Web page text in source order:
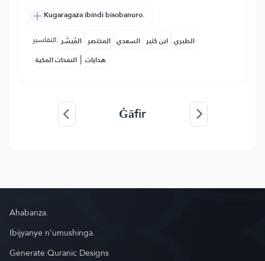
Kugaragaza ibindi bisobanuro.
التفاسير: المُيسَّر المختصر السعدي ابن كثير الطبري
النفحات المكية | هدايات
Ġāfir
Ahabanza.
Ibijyanye n'umushinga.
Generate Quranic Designs